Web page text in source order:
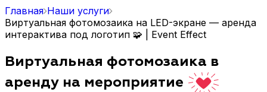
Главная Наши услуги
Виртуальная фотомозаика на LED-экране — аренда
интерактива под логотип 🧩 | Event Effect
Виртуальная фотомозаика в
аренду на мероприятие